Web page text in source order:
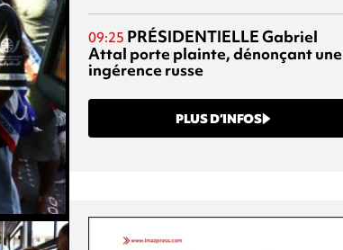
09:25 PRÉSIDENTIELLEGabriel
Attal porte plainte, dénonçant une
ingérence russe
PLUS D’INFOS